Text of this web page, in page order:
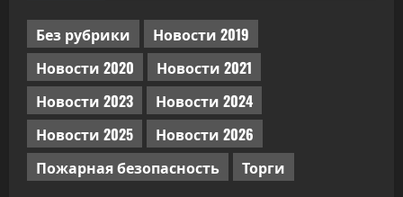
Без рубрики
Новости 2019
Новости 2020
Новости 2021
Новости 2023
Новости 2024
Новости 2025
Новости 2026
Пожарная безопасность
Торги